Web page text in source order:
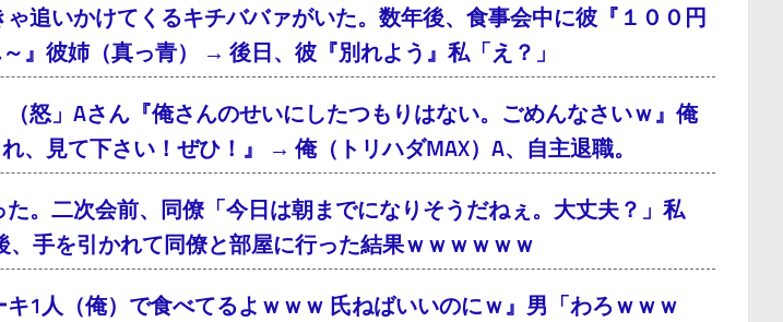
追いかけてくるキチババァがいた。数年後、食事会中に彼『１００円
』彼姉（真っ青） → 後日、彼『別れよう』私「え？」
怒」Aさん『俺さんのせいにしたつもりはない。ごめんなさいｗ』俺
、見て下さい！ぜひ！』 → 俺（トリハダMAX）A、自主退職。
。二次会前、同僚「今日は朝までになりそうだねぇ。大丈夫？」私
、手を引かれて同僚と部屋に行った結果ｗｗｗｗｗｗ
1人（俺）で食べてるよｗｗｗ 氏ねばいいのにｗ』男「わろｗｗｗ